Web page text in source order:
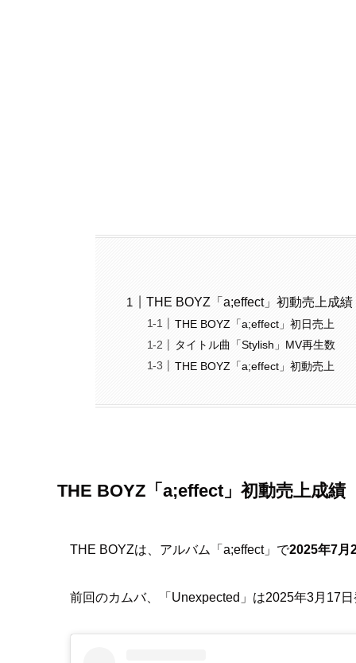
THE BOYZ「a;effect」初動売上成績
THE BOYZ「a;effect」初日売上
タイトル曲「Stylish」MV再生数
THE BOYZ「a;effect」初動売上
THE BOYZ「a;effect」初動売上成績
THE BOYZは、アルバム「a;effect」で2025年7月
前回のカムバ、「Unexpected」は2025年3月17